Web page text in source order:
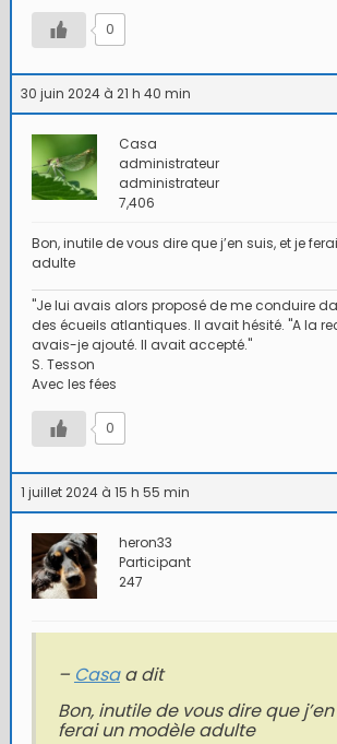
0
30 juin 2024 à 21 h 40 min
Casa
administrateur
administrateur
7,406
Bon, inutile de vous dire que j’en suis, et je
adulte
"Je lui avais alors proposé de me conduire
des écueils atlantiques. Il avait hésité. "A la
avais-je ajouté. Il avait accepté."
S. Tesson
Avec les fées
0
1 juillet 2024 à 15 h 55 min
heron33
Participant
247
– Casaa dit
Bon, inutile de vous dire que
ferai un modèle adulte